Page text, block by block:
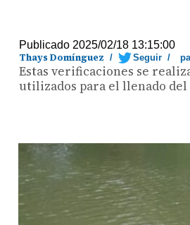
Publicado 2025/02/18 13:15:00
Thays Domínguez / Seguir /
Estas verificaciones se
utilizados para el llenado del